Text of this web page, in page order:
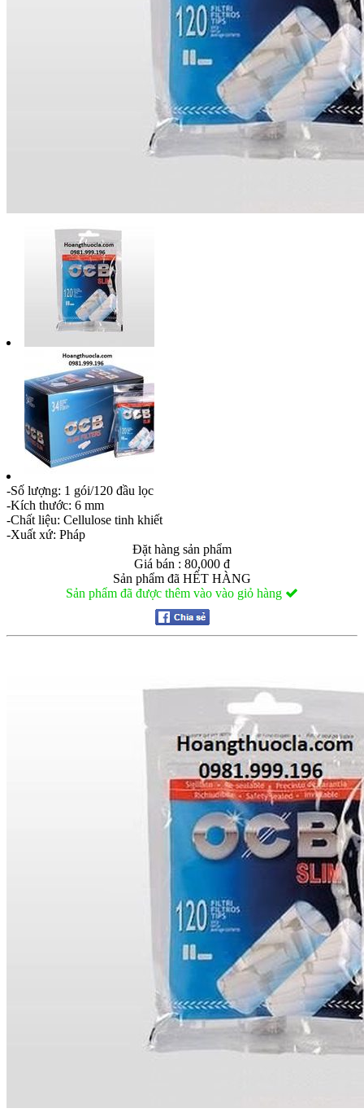
-Số lượng: 1 gói/120 đầu lọc
-Kích thước: 6 mm
-Chất liệu: Cellulose tinh khiết
-Xuất xứ: Pháp
Đặt hàng sản phẩm
Giá bán : 80,000 đ
Sản phẩm đã HẾT HÀNG
Sản phẩm đã được thêm vào vào giỏ hàng